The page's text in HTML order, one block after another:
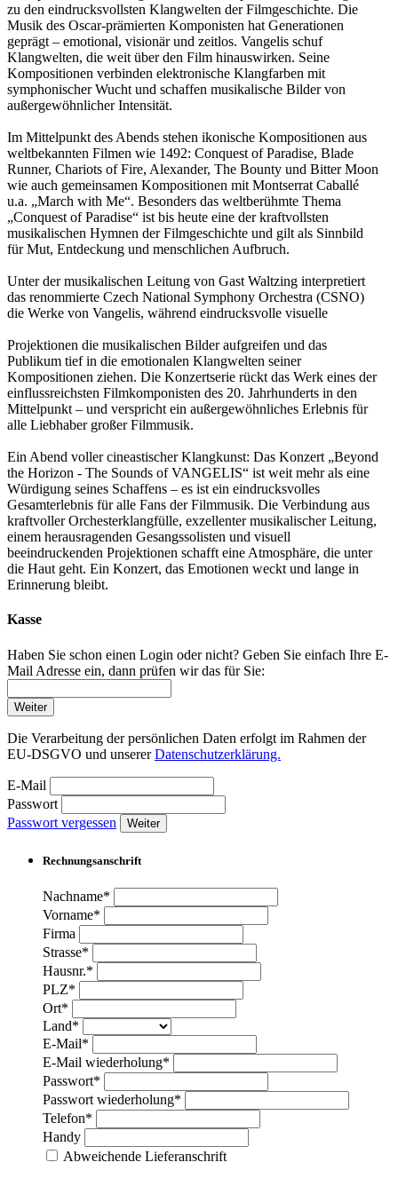
zu den eindrucksvollsten Klang­welten der Filmgeschichte. Die
Musik des Oscar-prämierten Komponisten hat Generationen
geprägt – emotional, visionär und zeitlos. Vangelis schuf
Klangwelten, die weit über den Film hinauswirken. Seine
Kompositionen verbinden elektronische Klangfarben mit
symphonischer Wucht und schaffen musikalische Bilder von
außergewöhnlicher Intensität.
Im Mittelpunkt des Abends stehen ikonische Kompositionen aus
weltbekannten Filmen wie 1492: Con­quest of Paradise, Blade
Runner, Chariots of Fire, Alexander, The Bounty und Bitter Moon
wie auch gemeinsamen Kompositionen mit Montserrat Caballé
u.a. „March with Me“. Besonders das weltberühmte Thema
„Conquest of Paradise“ ist bis heute eine der kraftvollsten
musikalischen Hymnen der Filmgeschichte und gilt als Sinnbild
für Mut, Entdeckung und menschlichen Aufbruch.
Unter der musikalischen Leitung von Gast Waltzing interpretiert
das renommierte Czech National Symphony Orchestra (CSNO)
die Werke von Vangelis, während eindrucksvolle visuelle
Projektionen die musikalischen Bilder aufgrei­fen und das
Publikum tief in die emotionalen Klangwelten seiner
Kompositionen ziehen. Die Konzertserie rückt das Werk eines der
einflussreichsten Filmkomponis­ten des 20. Jahrhunderts in den
Mittelpunkt – und verspricht ein außergewöhnliches Erlebnis für
alle Liebhaber großer Filmmusik.
Ein Abend voller cineastischer Klangkunst: Das Konzert „Beyond
the Horizon - The Sounds of VANGELIS“ ist weit mehr als eine
Würdigung seines Schaffens – es ist ein eindrucksvolles
Gesamterlebnis für alle Fans der Filmmusik. Die Verbindung aus
kraftvoller Orchesterklangfülle, exzellenter musikalischer Leitung,
einem herausragenden Gesangssolisten und visuell
beeindruckenden Projektionen schafft eine Atmosphäre, die unter
die Haut geht. Ein Konzert, das Emotionen weckt und lange in
Erinnerung bleibt.
Kasse
Haben Sie schon einen Login oder nicht? Geben Sie einfach Ihre E-
Mail Adresse ein, dann prüfen wir das für Sie:
Weiter
Die Verarbeitung der persönlichen Daten erfolgt im Rahmen der
EU-DSGVO und unsererDatenschutzerklärung.
E-Mail
Passwort
Passwort vergessen
Weiter
Rechnungsanschrift
Nachname*
Vorname*
Firma
Strasse*
Hausnr.*
PLZ*
Ort*
Land*
E-Mail*
E-Mail wiederholung*
Passwort*
Passwort wiederholung*
Telefon*
Handy
Abweichende Lieferanschrift